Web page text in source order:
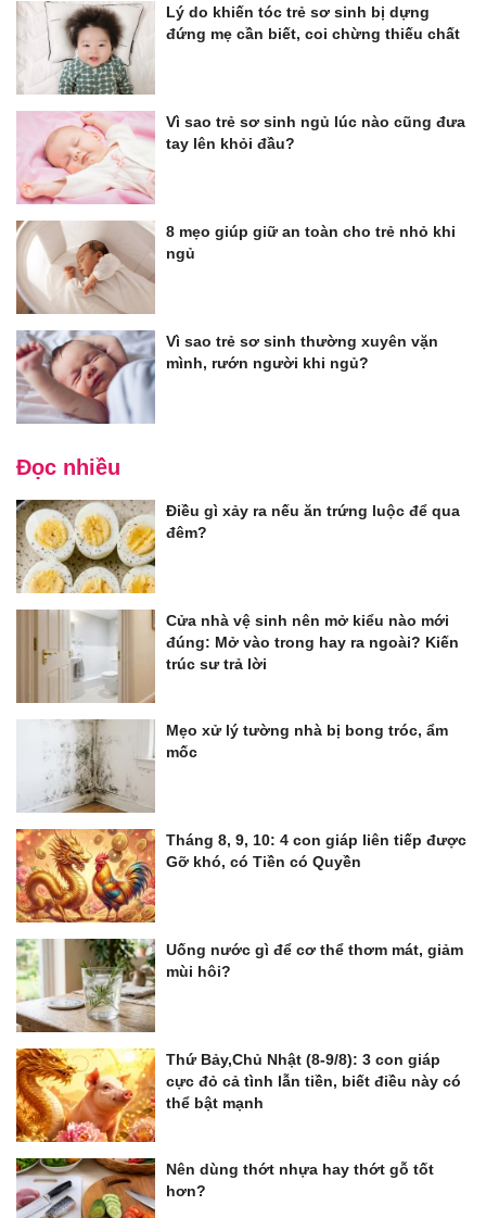
Lý do khiến tóc trẻ sơ sinh bị dựng
đứng mẹ cần biết, coi chừng thiếu chất
Vì sao trẻ sơ sinh ngủ lúc nào cũng đưa
tay lên khỏi đầu?
8 mẹo giúp giữ an toàn cho trẻ nhỏ khi
ngủ
Vì sao trẻ sơ sinh thường xuyên vặn
mình, rướn người khi ngủ?
Đọc nhiều
Điều gì xảy ra nếu ăn trứng luộc để qua
đêm?
Cửa nhà vệ sinh nên mở kiểu nào mới
đúng: Mở vào trong hay ra ngoài? Kiến
trúc sư trả lời
Mẹo xử lý tường nhà bị bong tróc, ẩm
mốc
Tháng 8, 9, 10: 4 con giáp liên tiếp được
Gỡ khó, có Tiền có Quyền
Uống nước gì để cơ thể thơm mát, giảm
mùi hôi?
Thứ Bảy,Chủ Nhật (8-9/8): 3 con giáp
cực đỏ cả tình lẫn tiền, biết điều này có
thể bật mạnh
Nên dùng thớt nhựa hay thớt gỗ tốt
hơn?